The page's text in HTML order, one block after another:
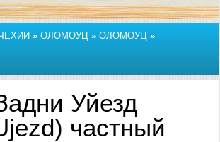
» ОЛОМОУЦ » ОЛОМОУЦ »
Уйезд
частный